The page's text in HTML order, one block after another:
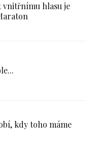
vnitřnímu hlasu je
kdy toho máme